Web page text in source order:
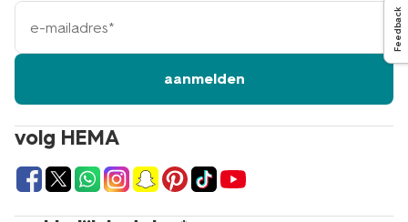
volg HEMA
e-
mailadres
aanmelden
Feedback